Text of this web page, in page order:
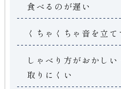
食べるのが遅い
くちゃくちゃ音を立て
しゃべり方がおかし
取りにくい